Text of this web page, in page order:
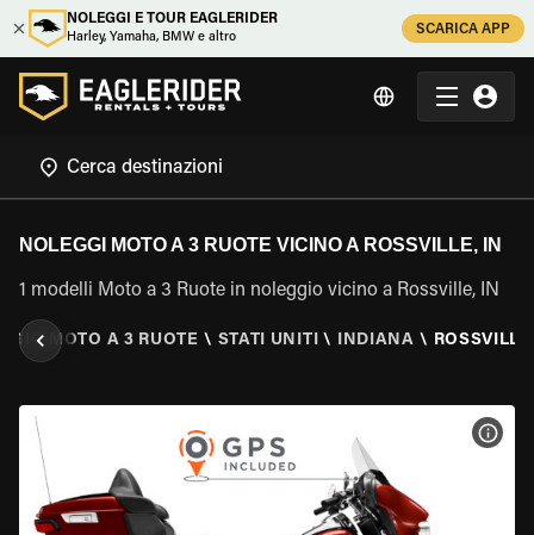
NOLEGGI E TOUR EAGLERIDER
Harley, Yamaha, BMW e altro
SCARICA APP
NOLEGGI MOTO A 3 RUOTE VICINO A ROSSVILLE, IN
1 modelli Moto a 3 Ruote in noleggio vicino a Rossville, IN
MOTO A 3 RUOTE \ STATI UNITI \ INDIANA \